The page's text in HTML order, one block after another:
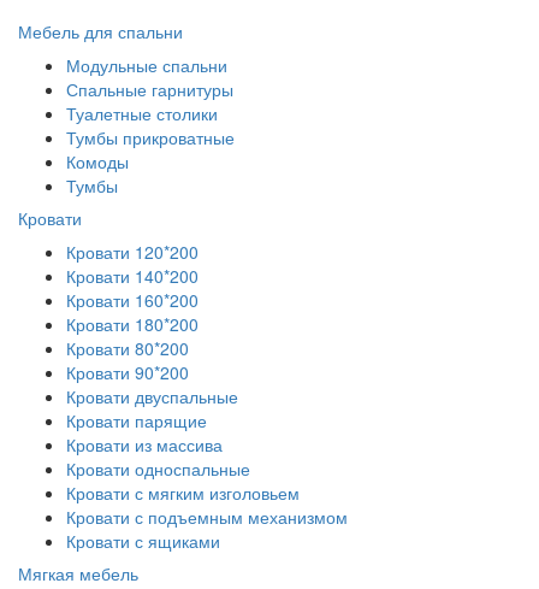
Мебель для спальни
Модульные спальни
Спальные гарнитуры
Туалетные столики
Тумбы прикроватные
Комоды
Тумбы
Кровати
Кровати 120*200
Кровати 140*200
Кровати 160*200
Кровати 180*200
Кровати 80*200
Кровати 90*200
Кровати двуспальные
Кровати парящие
Кровати из массива
Кровати односпальные
Кровати с мягким изголовьем
Кровати с подъемным механизмом
Кровати с ящиками
Мягкая мебель